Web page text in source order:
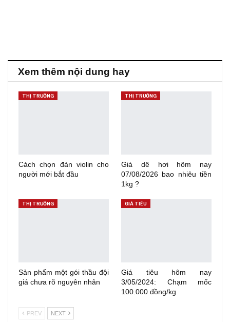
Xem thêm nội dung hay
THỊ TRƯỜNG
Cách chọn đàn violin cho
người mới bắt đầu
THỊ TRƯỜNG
Giá dê hơi hôm nay
07/08/2026 bao nhiêu tiền
1kg ?
THỊ TRƯỜNG
Sản phẩm một gói thầu đội
giá chưa rõ nguyên nhân
GIÁ TIÊU
Giá tiêu hôm nay
3/05/2024: Chạm mốc
100.000 đồng/kg
PREV NEXT